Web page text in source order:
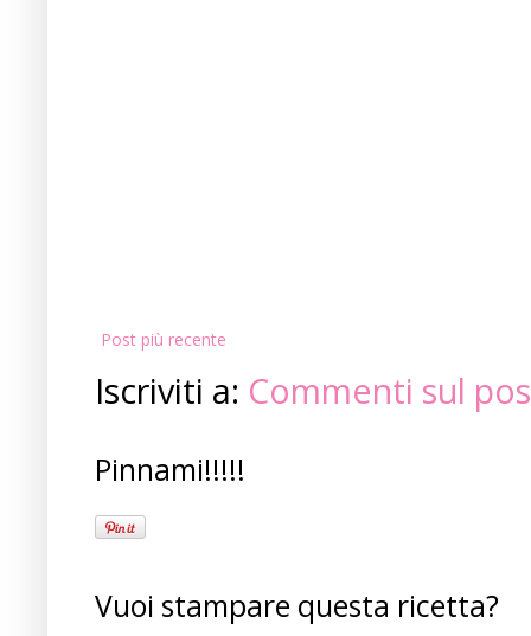
Post più recente
Iscriviti a: Commenti sul
Pinnami!!!!!
Vuoi stampare questa ricetta?